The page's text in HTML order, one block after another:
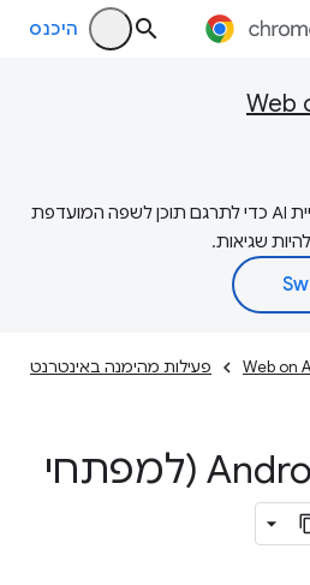
היכנס
Web
‫Google משתמשת בטכנולוגיית AI כדי לתרגם תוכן לשפה המועדפת
שגיאות.
Web on פעילות מהימנה באינטרנט
Android Concepts (למפתחי